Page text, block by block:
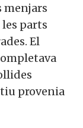
menjars
parts
El
provenia